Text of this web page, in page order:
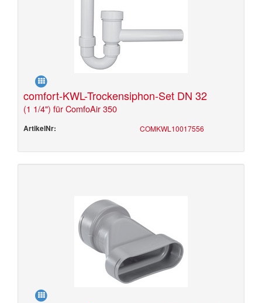
comfort-KWL-Trockensiphon-Set DN 32
(1 1/4") für ComfoAir 350
ArtikelNr: COMKWL10017556